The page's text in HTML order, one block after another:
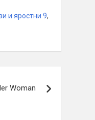
и яростни 9,
Woman